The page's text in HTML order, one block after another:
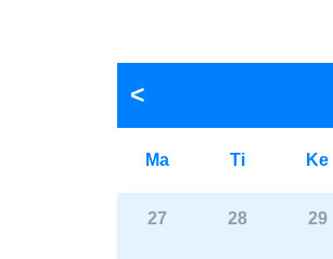
Ma Ti Ke
27 28 29